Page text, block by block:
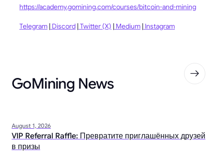
https://academy.gomining.com/courses/bitcoin-and-mining
Telegram | Discord |Twitter (X) | Medium | Instagram
GoMining News
August 1, 2026
VIP Referral Raffle: Превратите приглашённых друзей
в призы